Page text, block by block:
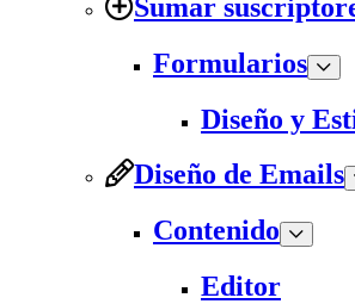
Sumar
Formularios
Diseño y
Diseño de Emails
Contenido
Editor